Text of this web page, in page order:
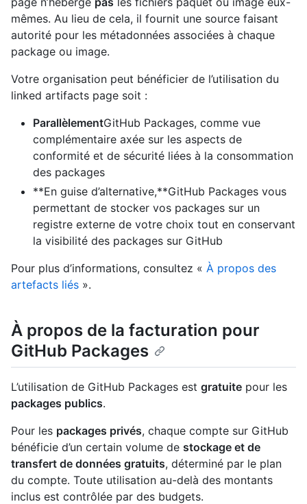
mêmes. Au lieu de cela, il fournit une source faisant
autorité pour les métadonnées associées à chaque
package ou image.
Votre organisation peut bénéficier de l’utilisation du
linked artifacts page soit :
ParallèlementGitHub Packages, comme vue
complémentaire axée sur les aspects de
conformité et de sécurité liées à la consommation
des packages
**En guise d’alternative,**GitHub Packages vous
permettant de stocker vos packages sur un
registre externe de votre choix tout en conservant
la visibilité des packages sur GitHub
Pour plus d’informations, consultez « À propos des
artefacts liés ».
À propos de la facturation pour
GitHub Packages
L’utilisation de GitHub Packages est gratuite pour les
packages publics.
Pour les packages privés, chaque compte sur GitHub
bénéficie d’un certain volume de stockage et de
transfert de données gratuits, déterminé par le plan
du compte. Toute utilisation au-delà des montants
inclus est contrôlée par des budgets.